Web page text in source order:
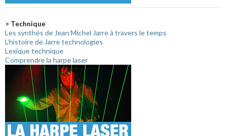
> Technique
Les synthés de Jean Michel Jarre à travers le temps
L'histoire de Jarre technologies
Lexique technique
Comprendre la harpe laser